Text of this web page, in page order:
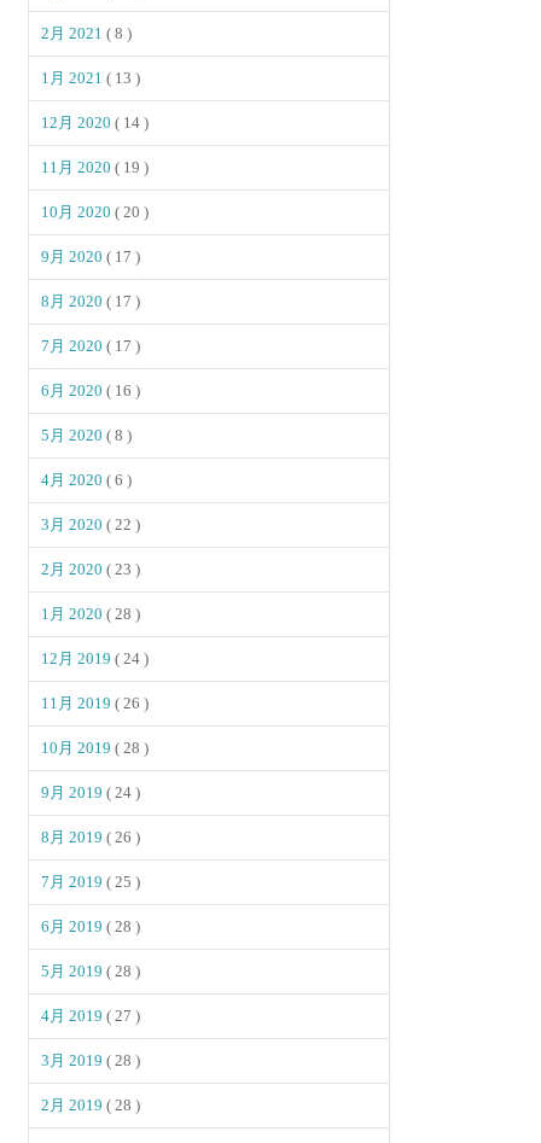
2月 2021( 8 )
1月 2021( 13 )
12月 2020( 14 )
11月 2020( 19 )
10月 2020( 20 )
9月 2020( 17 )
8月 2020( 17 )
7月 2020( 17 )
6月 2020( 16 )
5月 2020( 8 )
4月 2020( 6 )
3月 2020( 22 )
2月 2020( 23 )
1月 2020( 28 )
12月 2019( 24 )
11月 2019( 26 )
10月 2019( 28 )
9月 2019( 24 )
8月 2019( 26 )
7月 2019( 25 )
6月 2019( 28 )
5月 2019( 28 )
4月 2019( 27 )
3月 2019( 28 )
2月 2019( 28 )